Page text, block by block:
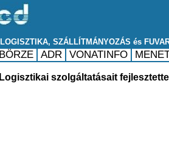
Logisztikai szolgáltatásait